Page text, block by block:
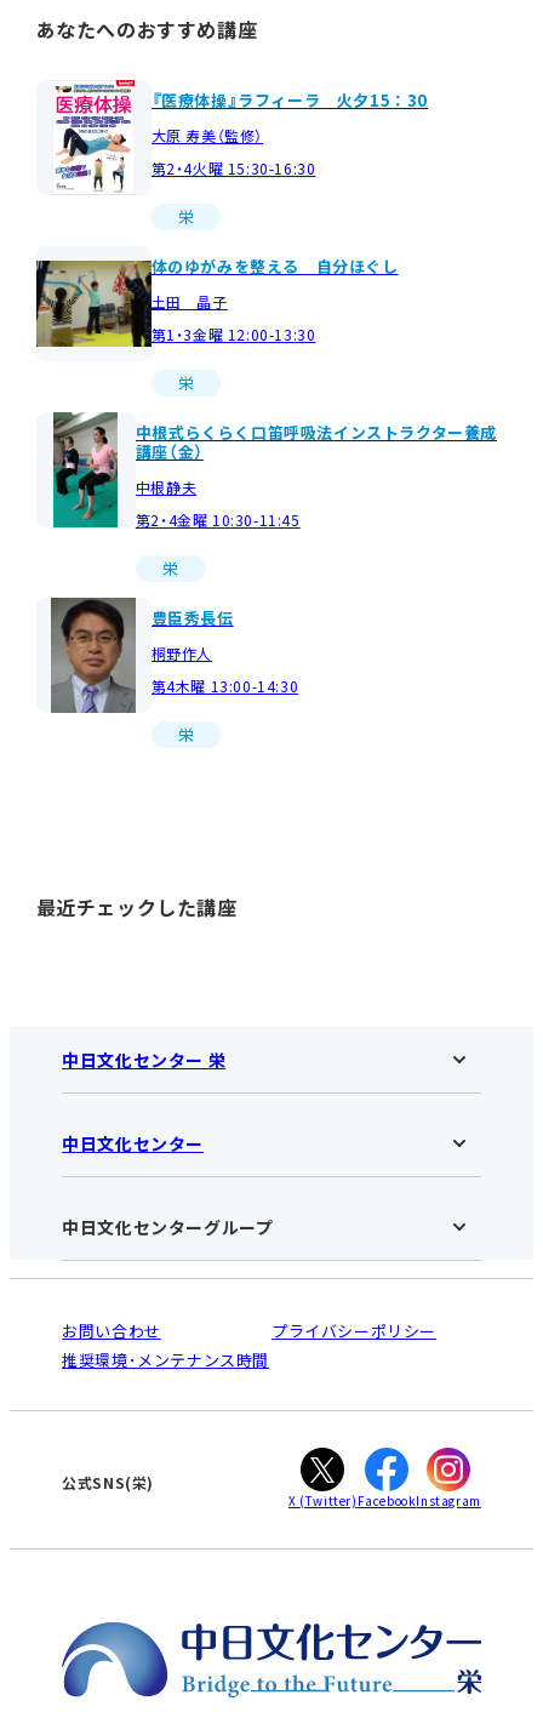
あなたへのおすすめ講座
『医療体操』ラフィーラ 火夕15：30
大原 寿美（監修）
第2・4火曜 15:30-16:30
栄
体のゆがみを整える 自分ほぐし
土田 晶子
第1・3金曜 12:00-13:30
栄
中根式らくらく口笛呼吸法インストラクター養成
講座（金）
中根静夫
第2・4金曜 10:30-11:45
栄
豊臣秀長伝
桐野作人
第4木曜 13:00-14:30
栄
最近チェックした講座
中日文化センター 栄
中日文化センター 栄HOME
お知らせ
アクセス･営業時間
お申し込みの流れ
入会と受講のご案内
中日文化センター
中日文化センターHOME
中日文化センターとは
受講規約・会員特典
ご利用ガイド
オンライン講座受講の手順
WEBサイトのよくある質問
中日文化センターグループ
南大高
犬山
高蔵寺
大垣
津
お問い合わせ
プライバシーポリシー
推奨環境･メンテナンス時間
公式SNS(栄)
X (Twitter) FacebookInstagram